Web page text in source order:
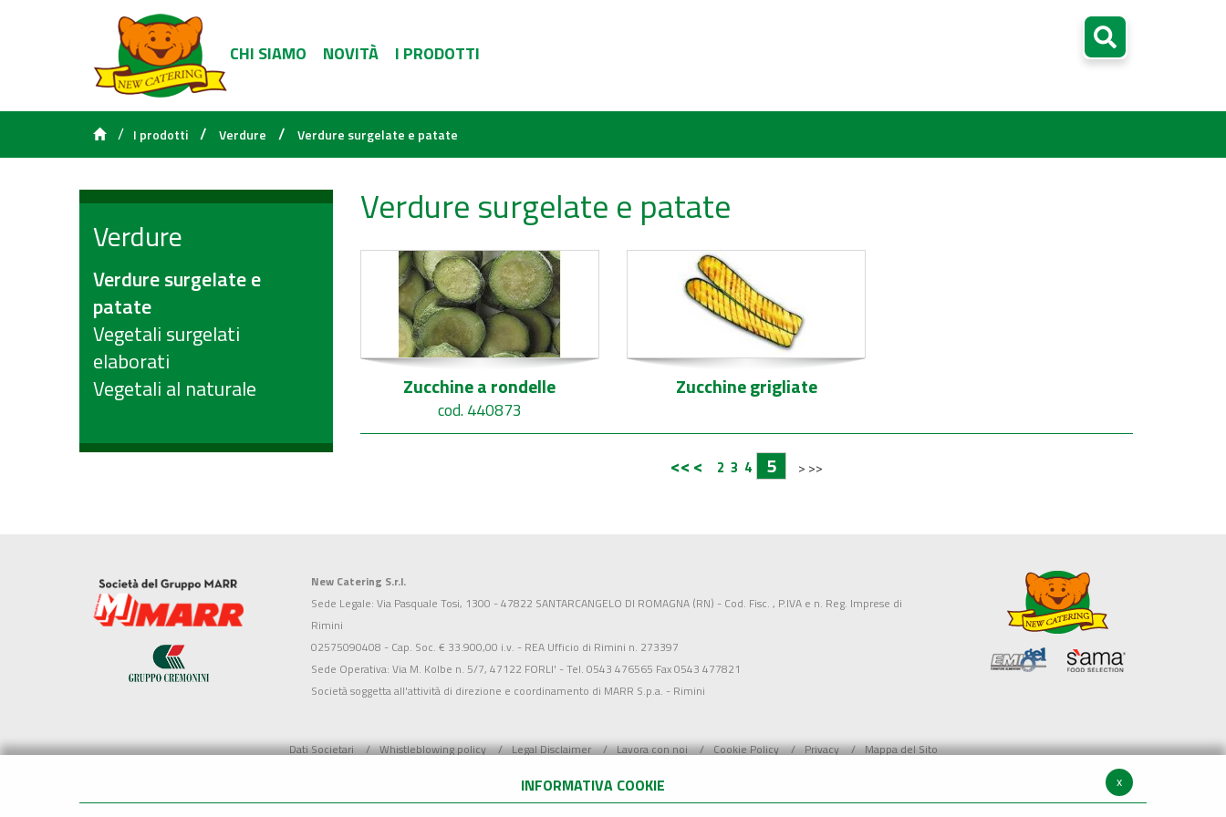
CHI SIAMO NOVITÀ I PRODOTTI
/ I prodotti / Verdure / Verdure surgelate e patate
Verdure
Verdure surgelate e
patate
Vegetali surgelati
elaborati
Vegetali al naturale
Verdure surgelate e patate
Zucchine a rondelle
cod. 440873
Zucchine grigliate
<<< 2 3 4 5 > >>
New Catering S.r.l.
Sede Legale: Via Pasquale Tosi, 1300 - 47822 SANTARCANGELO DI ROMAGNA (RN) - Cod. Fisc. , P.IVA e n. Reg. Imprese di
Rimini
02575090408 - Cap. Soc. € 33.900,00 i.v. - REA Ufficio di Rimini n. 273397
Sede Operativa: Via M. Kolbe n. 5/7, 47122 FORLI' - Tel. 0543 476565 Fax 0543 477821
Società soggetta all'attività di direzione e coordinamento di MARR S.p.a. - Rimini
Dati Societari Whistleblowing policy Legal Disclaimer Lavora con noi Cookie Policy Privacy Mappa del Sito
x
INFORMATIVA COOKIE